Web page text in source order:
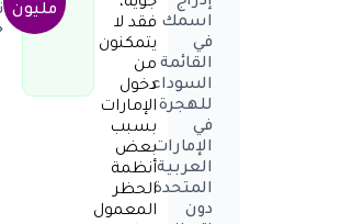
اسمك
في
القائمة
السوداء
للهجرة
في
الإمارات
العربية
المتحدة
دون
فقد لا
يتمكنون
من
دخول
الإمارات
بسبب
بعض
أنظمة
الحظر
المعمول
مليون